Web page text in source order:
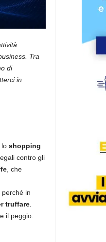
Tra
di
in
lo shopping
contro gli
, che
in
truffare.
il peggio.